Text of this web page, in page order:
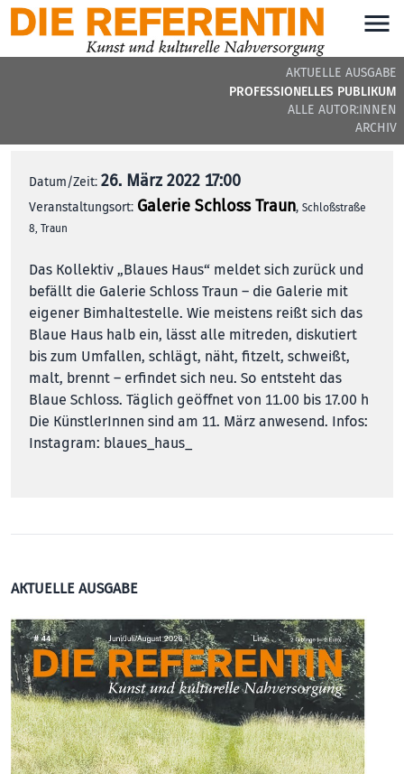
AKTUELLE AUSGABE
PROFESSIONELLES PUBLIKUM
ALLE AUTOR:INNEN
ARCHIV
Datum/Zeit: 26. März 2022 17:00
Veranstaltungsort: Galerie Schloss Traun, Schloßstraße
8, Traun
Das Kollektiv „Blaues Haus“ meldet sich zurück und
befällt die Galerie Schloss Traun – die Galerie mit
eigener Bimhaltestelle. Wie meistens reißt sich das
Blaue Haus halb ein, lässt alle mitreden, diskutiert
bis zum Umfallen, schlägt, näht, fitzelt, schweißt,
malt, brennt – erfindet sich neu. So entsteht das
Blaue Schloss. Täglich geöffnet von 11.00 bis 17.00 h
Die KünstlerInnen sind am 11. März anwesend. Infos:
Instagram: blaues_haus_
AKTUELLE AUSGABE